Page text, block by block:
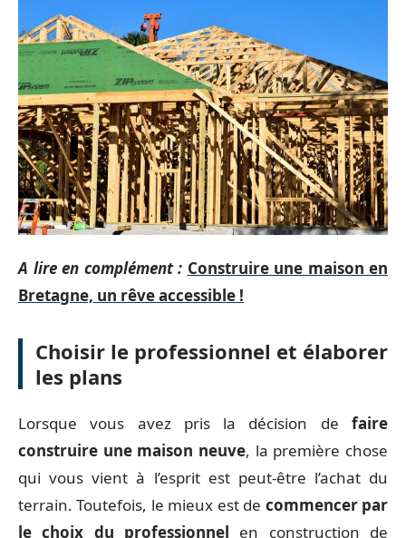
A lire en complément : Construire une maison en
Bretagne, un rêve accessible !
Choisir le professionnel et élaborer
les plans
Lorsque vous avez pris la décision de faire
construire une maison neuve, la première chose
qui vous vient à l’esprit est peut-être l’achat du
terrain. Toutefois, le mieux est de commencer par
le choix du professionnel en construction de